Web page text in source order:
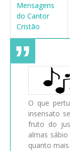
Mensagens
do Cantor
Cristão
O que
insensato
fruto do
almas
quanto